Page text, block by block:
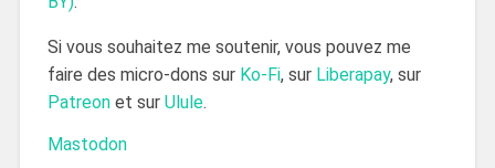
Si vous souhaitez me soutenir, vous pouvez me
faire des micro-dons sur Ko-Fi, sur Liberapay, sur
Patreonet sur Ulule.
Mastodon